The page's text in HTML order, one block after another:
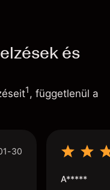
és
1, függetlenül a
30
A*****